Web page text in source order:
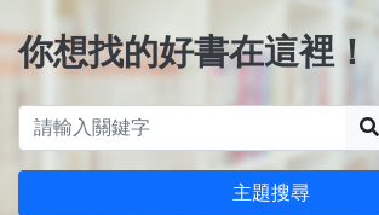
你想找的好書在這裡！
主題搜尋